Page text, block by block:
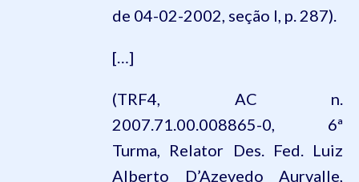
de 04-02-2002, seção I, p. 287).
[…]
(TRF4, AC n.
2007.71.00.008865-0, 6ª
Turma, Relator Des. Fed. Luiz
Alberto D’Azevedo Aurvalle,